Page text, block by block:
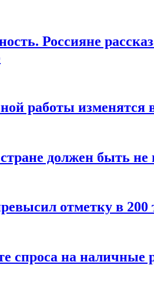
Россияне
работы изменятся
должен быть не
отметку в
спроса на наличные